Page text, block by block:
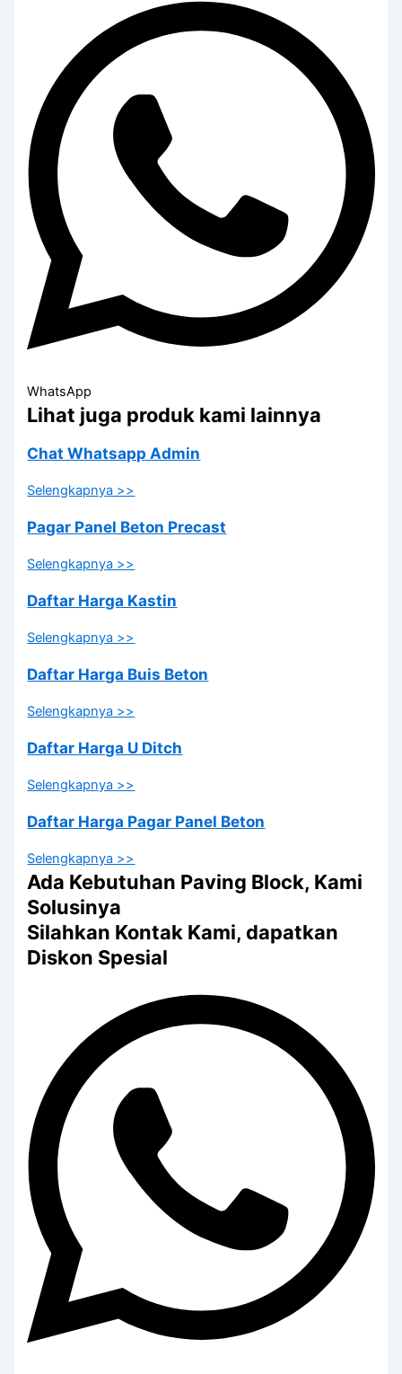
WhatsApp
Lihat juga produk kami lainnya
Chat Whatsapp Admin
Selengkapnya >>
Pagar Panel Beton Precast
Selengkapnya >>
Daftar Harga Kastin
Selengkapnya >>
Daftar Harga Buis Beton
Selengkapnya >>
Daftar Harga U Ditch
Selengkapnya >>
Daftar Harga Pagar Panel Beton
Selengkapnya >>
Ada Kebutuhan Paving Block, Kami
Solusinya
Silahkan Kontak Kami, dapatkan
Diskon Spesial